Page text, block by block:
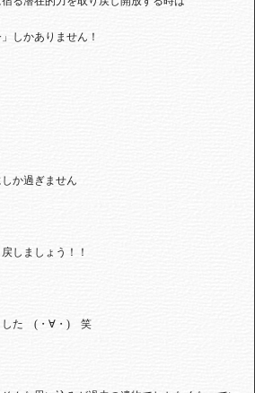
しかありません！
か過ぎません
しましょう！！
した ( ・∀・ ) 笑